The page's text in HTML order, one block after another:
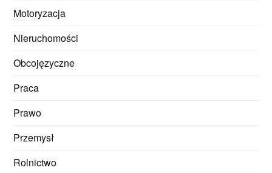
Motoryzacja
Nieruchomości
Obcojęzyczne
Praca
Prawo
Przemysł
Rolnictwo